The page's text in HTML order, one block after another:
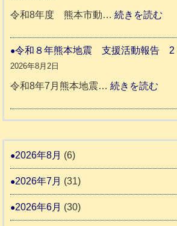
日
記
支
報
3
ッ
一
り
り
令和8年度 熊本市動…続きを読む
和
市
令和８年熊本地震 支援活動報告 2
2026年8月2日
令和8年7月熊本地震…続きを読む
和
熊
震
2026年8月 (6)
2026年7月 (31)
2026年6月 (30)